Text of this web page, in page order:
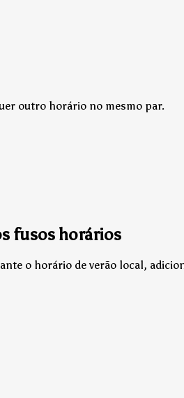
outro horário no mesmo par.
fusos horários
o horário de verão local,